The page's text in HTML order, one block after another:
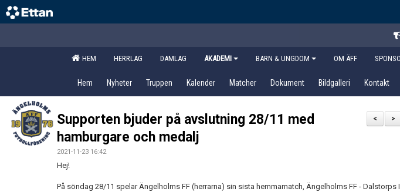
HEM HERRLAG DAMLAG AKADEMI BARN & UNGDOM OM ÄFF
Hem Nyheter Truppen Kalender Matcher Dokument Bildgalleri Kontakt
>
<
Supporten bjuder på avslutning 28/11 med
hamburgare och medalj
2021-11-23 16:42
Hej!
På söndag 28/11 spelar Ängelholms FF (herrarna) sin sista hemmamatch, Ängelholms FF - Dalstorps